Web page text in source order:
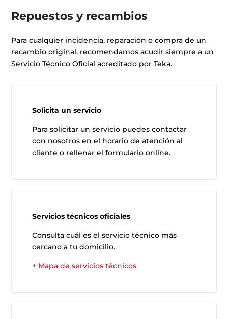
Repuestos y recambios
Para cualquier incidencia, reparación o compra de un
recambio original, recomendamos acudir siempre a un
Servicio Técnico Oficial acreditado por Teka.
Solicita un servicio
Para solicitar un servicio puedes contactar
con nosotros en el horario de atención al
cliente o rellenar el formulario online.
Servicios técnicos oficiales
Consulta cuál es el servicio técnico más
cercano a tu domicilio.
+ Mapa de servicios técnicos